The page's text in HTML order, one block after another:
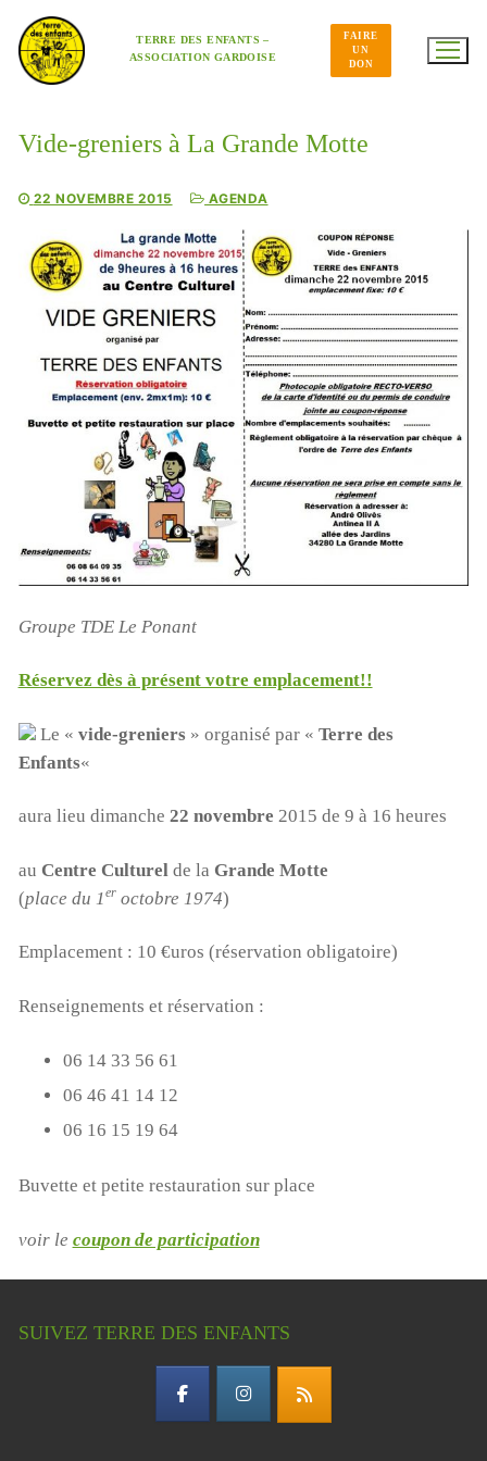
contenu
TERRE DES ENFANTS –
ASSOCIATION GARDOISE
FAIRE
UN
DON
Vide-greniers à La Grande Motte
22 NOVEMBRE 2015 AGENDA
Groupe TDE Le Ponant
Réservez dès à présent votre emplacement!!
Le « vide-greniers» organisé par « Terre des
Enfants«
aura lieu dimanche 22 novembre 2015 de 9 à 16 heures
au Centre Culturel de la Grande Motte
(place du 1eroctobre 1974)
Emplacement: 10 €uros (réservation obligatoire)
Renseignements et réservation :
06 14 33 56 61
06 46 41 14 12
06 16 15 19 64
Buvette et petite restauration sur place
voir le coupon de participation
SUIVEZ TERRE DES ENFANTS